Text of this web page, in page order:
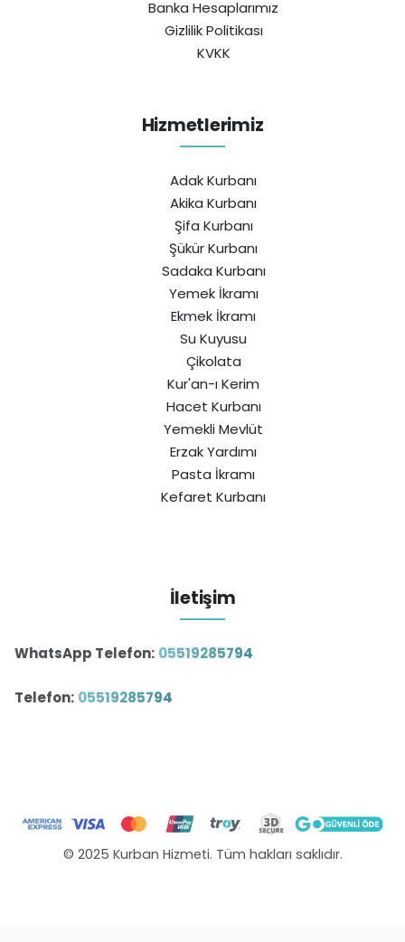
Banka Hesaplarımız
Gizlilik Politikası
KVKK
Hizmetlerimiz
Adak Kurbanı
Akika Kurbanı
Şifa Kurbanı
Şükür Kurbanı
Sadaka Kurbanı
Yemek İkramı
Ekmek İkramı
Su Kuyusu
Çikolata
Kur'an-ı Kerim
Hacet Kurbanı
Yemekli Mevlüt
Erzak Yardımı
Pasta İkramı
Kefaret Kurbanı
İletişim
WhatsApp Telefon: 05519285794
Telefon: 05519285794
© 2025 Kurban Hizmeti. Tüm hakları saklıdır.